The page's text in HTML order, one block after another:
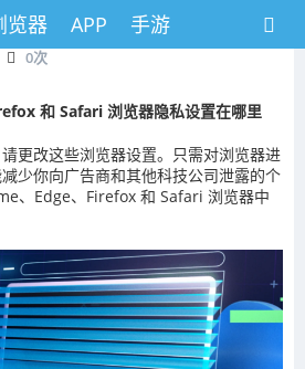
览器 APP 手游
0次
和 Safari 浏览器隐私设置在哪里
更改这些浏览器设置。只需对浏览器进
少你向广告商和其他科技公司泄露的个
、Edge、Firefox 和 Safari 浏览器中